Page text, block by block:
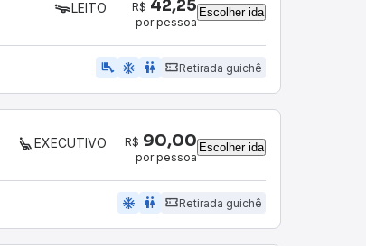
LEITO R$ 42,25
por pessoa
Escolher ida
airline_seat_legroom_extra ac_unit wc Retirada guichê
EXECUTIVO R$ 90,00
por pessoa
Escolher ida
ac_unit wc Retirada guichê